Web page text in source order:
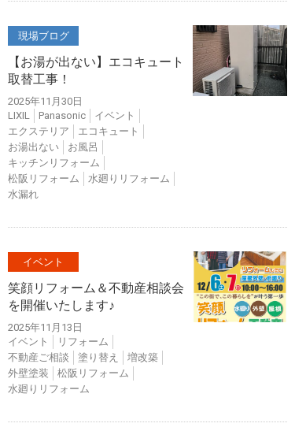
現場ブログ
【お湯が出ない】エコキュート
取替工事！
2025年11月30日
LIXIL
Panasonic
イベント
エクステリア
エコキュート
お湯出ない
お風呂
キッチンリフォーム
松阪リフォーム
水廻りリフォーム
水漏れ
イベント
笑顔リフォーム＆不動産相談会
を開催いたします♪
2025年11月13日
イベント
リフォーム
不動産ご相談
塗り替え
増改築
外壁塗装
松阪リフォーム
水廻りリフォーム